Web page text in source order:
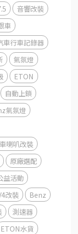
音響改裝
車
車行車記錄器
氣氛燈
ETON
自動上鎖
氣氛燈
喇叭改裝
原廠選配
益活動
改裝
Benz
測速器
ETON水貨